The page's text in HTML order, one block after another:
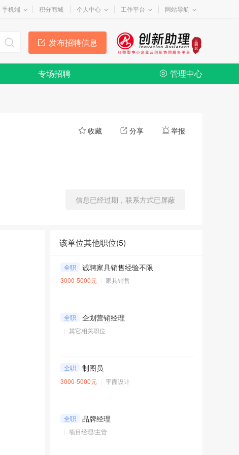
手机端 积分商城 个人中心 工作平台 网站导航
发布招聘信息
专场招聘 管理中心
收藏 分享 举报
信息已经过期，联系方式已屏蔽
该单位其他职位(5)
全职 诚聘家具销售经验不限
3000-5000元 家具销售
全职 企划营销经理
其它相关职位
全职 制图员
3000-5000元 平面设计
全职 品牌经理
项目经理/主管